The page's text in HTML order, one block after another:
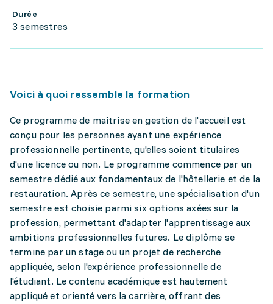
Durée
3 semestres
Voici à quoi ressemble la formation
Ce programme de maîtrise en gestion de l'accueil est
conçu pour les personnes ayant une expérience
professionnelle pertinente, qu'elles soient titulaires
d'une licence ou non. Le programme commence par un
semestre dédié aux fondamentaux de l'hôtellerie et de la
restauration. Après ce semestre, une spécialisation d'un
semestre est choisie parmi six options axées sur la
profession, permettant d'adapter l'apprentissage aux
ambitions professionnelles futures. Le diplôme se
termine par un stage ou un projet de recherche
appliquée, selon l'expérience professionnelle de
l'étudiant. Le contenu académique est hautement
appliqué et orienté vers la carrière, offrant des